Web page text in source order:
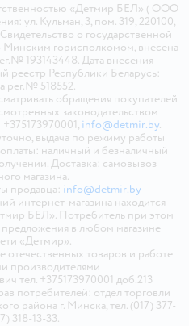
«Детмир БЕЛ» ( ООО
ул. Кульман, 3, пом. 319, 220100,
о государственной
горисполкомом, внесена
193143448. Дата внесения
реестр Республики Беларусь:
рег.№ 518552.
обращения покупателей
законодательством
info@detmir.by.
выдача по режиму работы
наличный и безналичный
Доставка: самовывоз
магазина.
продавца: info@detmir.by
интернет-магазина находится
БЕЛ». Потребитель при этом
предложения в любом магазине
«Детмир».
товаров и работе
производителями
тел. +375173970001 доб.213
потребителей: отдел торговли
района г. Минска, тел. (017) 377-
318-13-33.